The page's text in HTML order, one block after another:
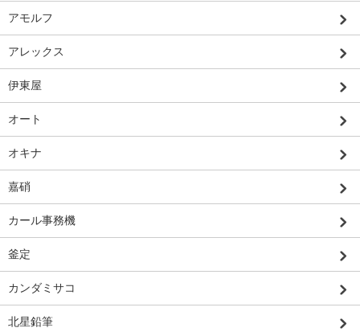
アモルフ
アレックス
伊東屋
オート
オキナ
嘉硝
カール事務機
釜定
カンダミサコ
北星鉛筆